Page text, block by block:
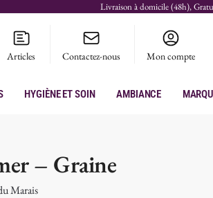
Livraison à domicile (48h),
Articles Contactez-nous Mon compte
Hygiène et soin Ambiance
– Graine
Marais